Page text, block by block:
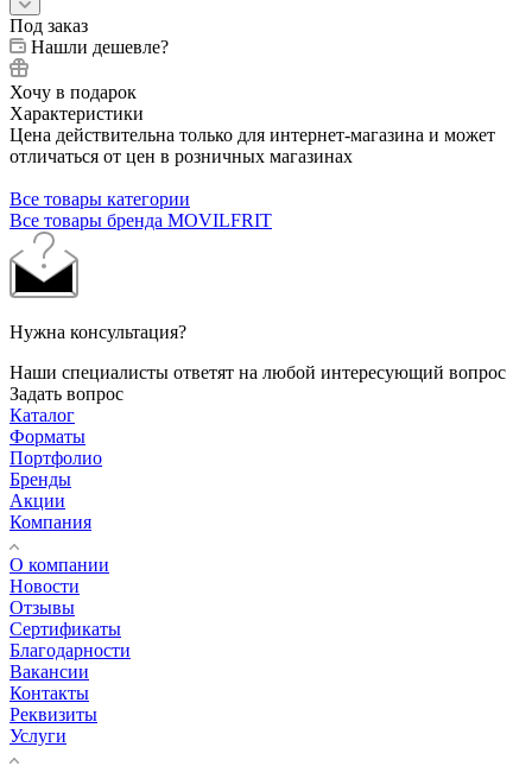
Под заказ
Нашли дешевле?
Хочу в подарок
Характеристики
Цена действительна только для интернет-магазина и может
отличаться от цен в розничных магазинах
Все товары категории
Все товары бренда MOVILFRIT
Нужна консультация?
Наши специалисты ответят на любой интересующий вопрос
Задать вопрос
Каталог
Форматы
Портфолио
Бренды
Акции
Компания
О компании
Новости
Отзывы
Сертификаты
Благодарности
Вакансии
Контакты
Реквизиты
Услуги